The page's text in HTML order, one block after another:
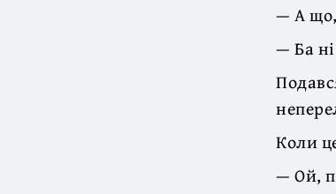
— А що,
— Ба
Коли
— Ой,